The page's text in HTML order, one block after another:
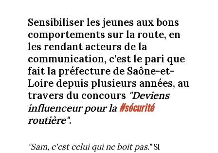
Sensibiliser les jeunes aux bons
comportements sur la route, en
les rendant acteurs de la
communication, c'est le pari que
fait la préfecture de Saône-et-
Loire depuis plusieurs années, au
travers du concours "Deviens
influenceur pour la #sécurité
routière".
"Sam, c'est celui qui ne boit pas."Si